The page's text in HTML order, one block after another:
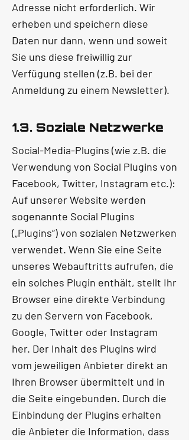
Adresse nicht erforderlich. Wir
erheben und speichern diese
Daten nur dann, wenn und soweit
Sie uns diese freiwillig zur
Verfügung stellen (z.B. bei der
Anmeldung zu einem Newsletter).
1.3. Soziale Netzwerke
Social-Media-Plugins (wie z.B. die
Verwendung von Social Plugins von
Facebook, Twitter, Instagram etc.):
Auf unserer Website werden
sogenannte Social Plugins
(„Plugins“) von sozialen Netzwerken
verwendet. Wenn Sie eine Seite
unseres Webauftritts aufrufen, die
ein solches Plugin enthält, stellt Ihr
Browser eine direkte Verbindung
zu den Servern von Facebook,
Google, Twitter oder Instagram
her. Der Inhalt des Plugins wird
vom jeweiligen Anbieter direkt an
Ihren Browser übermittelt und in
die Seite eingebunden. Durch die
Einbindung der Plugins erhalten
die Anbieter die Information, dass